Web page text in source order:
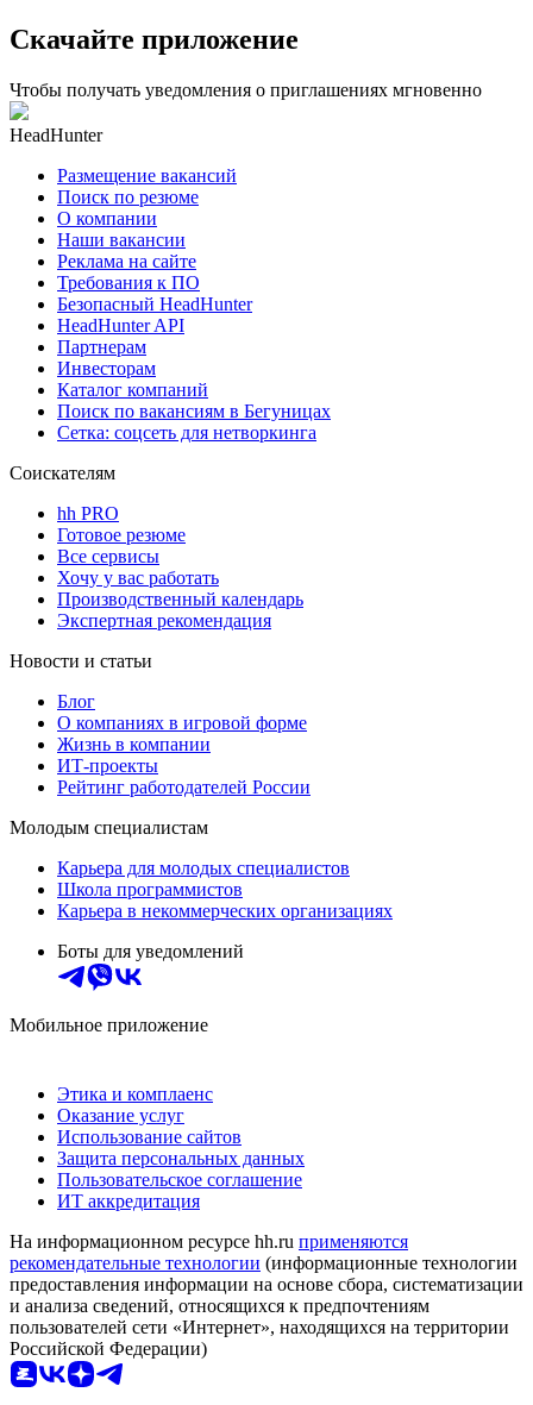
Скачайте приложение
Чтобы получать уведомления о приглашениях мгновенно
HeadHunter
Размещение вакансий
Поиск по резюме
О компании
Наши вакансии
Реклама на сайте
Требования к ПО
Безопасный HeadHunter
HeadHunter API
Партнерам
Инвесторам
Каталог компаний
Поиск по вакансиям в Бегуницах
Сетка: соцсеть для нетворкинга
Соискателям
hh PRO
Готовое резюме
Все сервисы
Хочу у вас работать
Производственный календарь
Экспертная рекомендация
Новости и статьи
Блог
О компаниях в игровой форме
Жизнь в компании
ИТ-проекты
Рейтинг работодателей России
Молодым специалистам
Карьера для молодых специалистов
Школа программистов
Карьера в некоммерческих организациях
Боты для уведомлений
Мобильное приложение
Этика и комплаенс
Оказание услуг
Использование сайтов
Защита персональных данных
Пользовательское соглашение
ИТ аккредитация
На информационном ресурсе hh.ru применяются
рекомендательные технологии (информационные технологии
предоставления информации на основе сбора, систематизации
и анализа сведений, относящихся к предпочтениям
пользователей сети «Интернет», находящихся на территории
Российской Федерации)